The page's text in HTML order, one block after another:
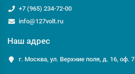
+7 (965) 234-72-00
info@127volt.ru
Наш адрес
г. Москва, ул. Верхние поля, д. 16, оф. 7